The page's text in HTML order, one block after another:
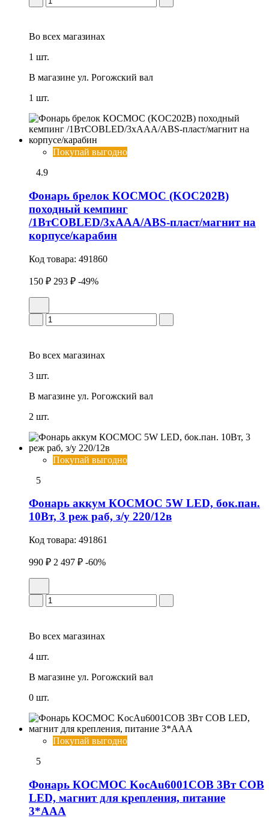
Во всех магазинах
1 шт.
В магазине ул. Рогожский вал
1 шт.
Покупай выгодно
4.9
Фонарь брелок КОСМОС (KOC202B)
походный кемпинг
/1ВтCOBLED/3xAAA/ABS-пласт/магнит на
корпусе/карабин
Код товара: 491860
150 ₽ 293 ₽ -49%
Во всех магазинах
3 шт.
В магазине ул. Рогожский вал
2 шт.
Покупай выгодно
5
Фонарь аккум КОСМОС 5W LED, бок.пан.
10Вт, 3 реж раб, з/у 220/12в
Код товара: 491861
990 ₽ 2 497 ₽ -60%
Во всех магазинах
4 шт.
В магазине ул. Рогожский вал
0 шт.
Покупай выгодно
5
Фонарь КОСМОС KocAu6001COB 3Вт COB
LED, магнит для крепления, питание
3*AAA